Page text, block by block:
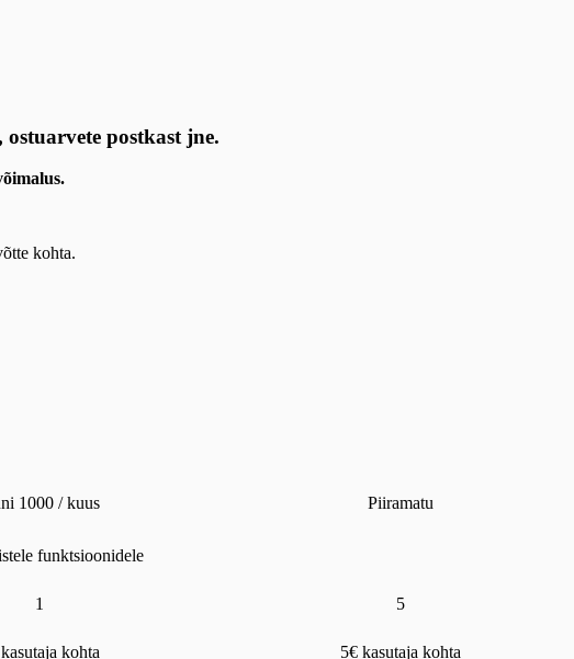
postkast jne.
kohta.
1000 / kuus Piiramatu
funktsioonidele
1 5
kohta 5€ kasutaja kohta